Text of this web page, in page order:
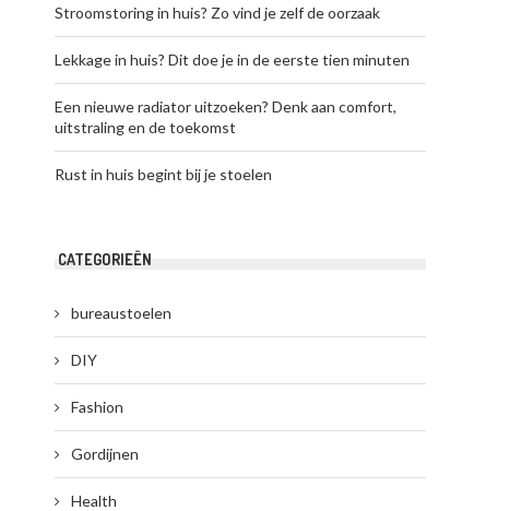
Stroomstoring in huis? Zo vind je zelf de oorzaak
Lekkage in huis? Dit doe je in de eerste tien minuten
Een nieuwe radiator uitzoeken? Denk aan comfort,
uitstraling en de toekomst
Rust in huis begint bij je stoelen
CATEGORIEËN
bureaustoelen
DIY
Fashion
Gordijnen
Health